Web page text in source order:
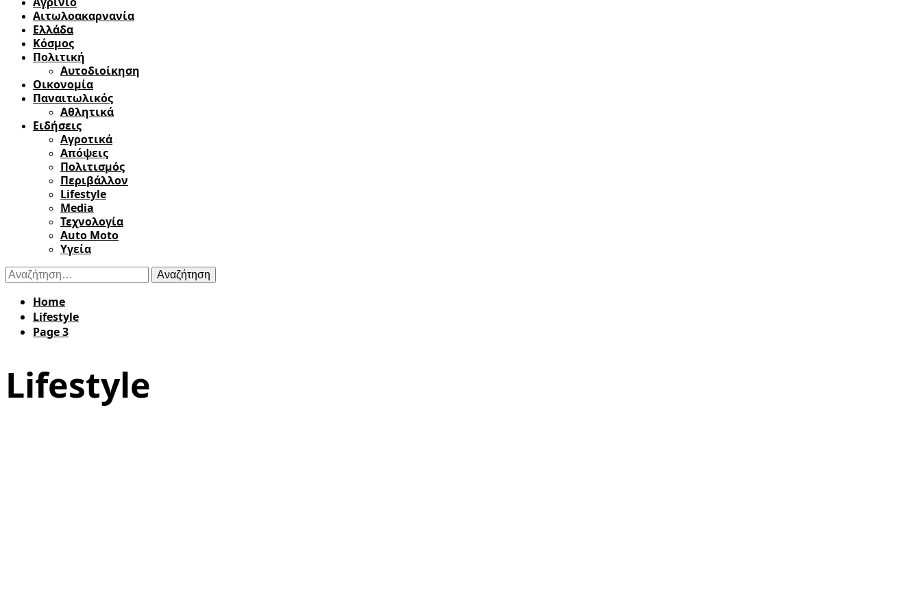
Αιτωλοακαρνανία
Ελλάδα
Κόσμος
Πολιτική
Αυτοδιοίκηση
Οικονομία
Παναιτωλικός
Αθλητικά
Ειδήσεις
Αγροτικά
Απόψεις
Πολιτισμός
Περιβάλλον
Lifestyle
Media
Τεχνολογία
Auto Moto
Υγεία
Αναζήτηση
για:
Home
Lifestyle
Page 3
Lifestyle